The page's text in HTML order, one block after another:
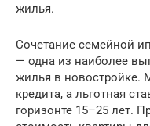
жилья.
Сочетание семейной
— одна из наиболее
жилья в новостройке.
кредита, а льготная
горизонте 15–25 лет.